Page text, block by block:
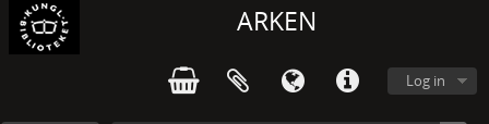
ARKEN
Log in